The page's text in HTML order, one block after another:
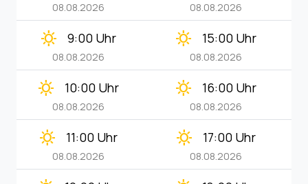
08.08.2026 08.08.2026
clear_day 9:00 Uhr
08.08.2026
clear_day 15:00 Uhr
08.08.2026
clear_day 10:00 Uhr
08.08.2026
clear_day 16:00 Uhr
08.08.2026
clear_day 11:00 Uhr
08.08.2026
clear_day 17:00 Uhr
08.08.2026